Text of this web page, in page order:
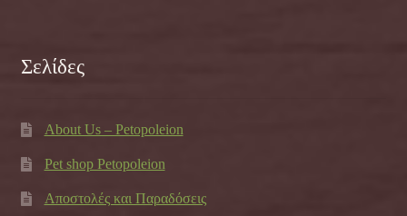
Σελίδες
About Us – Petopoleion
Pet shop Petopoleion
Αποστολές και Παραδόσεις